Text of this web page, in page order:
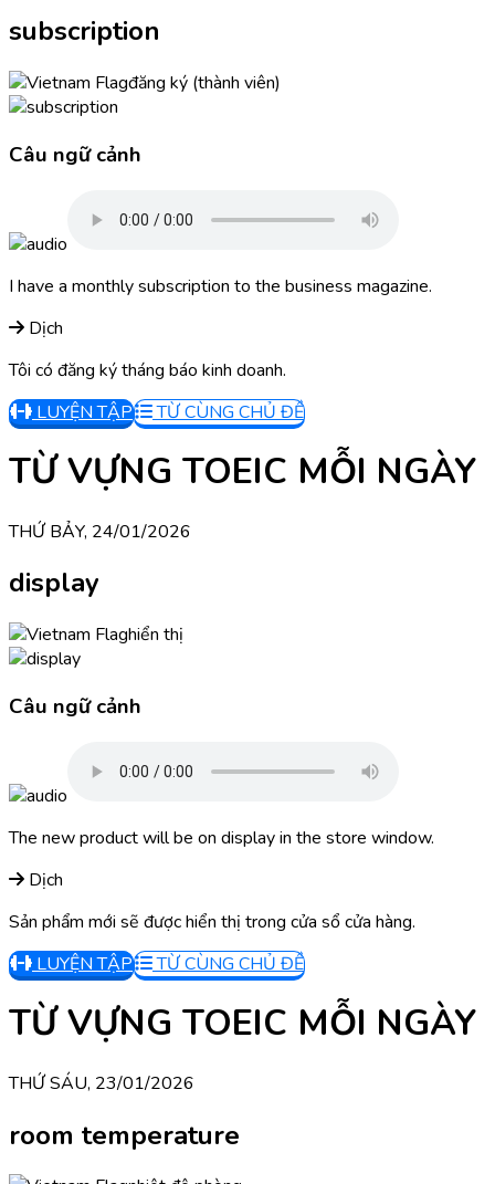
subscription
đăng ký (thành viên)
Câu ngữ cảnh
I have a monthly subscription to the business magazine.
Dịch
Tôi có đăng ký tháng báo kinh doanh.
LUYỆN TẬP
TỪ CÙNG CHỦ ĐỀ
TỪ VỰNG TOEIC MỖI NGÀY
THỨ BẢY, 24/01/2026
display
hiển thị
Câu ngữ cảnh
The new product will be on display in the store window.
Dịch
Sản phẩm mới sẽ được hiển thị trong cửa sổ cửa hàng.
LUYỆN TẬP
TỪ CÙNG CHỦ ĐỀ
TỪ VỰNG TOEIC MỖI NGÀY
THỨ SÁU, 23/01/2026
room temperature